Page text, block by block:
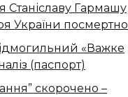
Станіславу Гармашу
України посмертно
«Важке
(паспорт)
скорочено –